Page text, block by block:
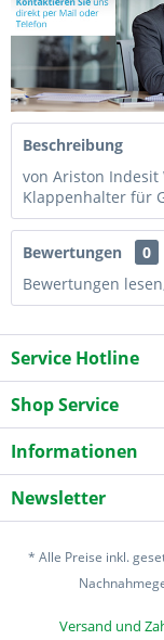
Beschreibung
von Ariston Indesit
Klappenhalter für
Bewertungen
0
Bewertungen
Service Hotline
Shop Service
Informationen
Newsletter
* Alle Preise inkl.
Versand und